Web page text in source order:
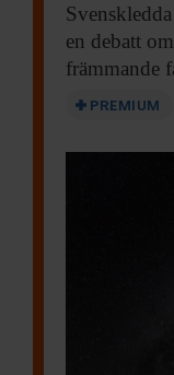
en debatt
främmande
PREMIUM